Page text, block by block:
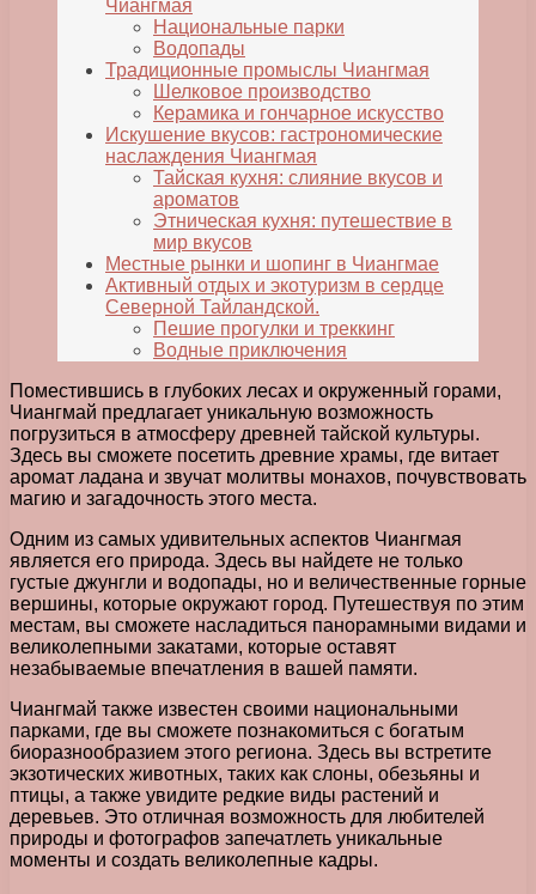
Чиангмая
Национальные парки
Водопады
Традиционные промыслы Чиангмая
Шелковое производство
Керамика и гончарное искусство
Искушение вкусов: гастрономические
наслаждения Чиангмая
Тайская кухня: слияние вкусов и
ароматов
Этническая кухня: путешествие в
мир вкусов
Местные рынки и шопинг в Чиангмае
Активный отдых и экотуризм в сердце
Северной Тайландской.
Пешие прогулки и треккинг
Водные приключения
Поместившись в глубоких лесах и окруженный горами,
Чиангмай предлагает уникальную возможность
погрузиться в атмосферу древней тайской культуры.
Здесь вы сможете посетить древние храмы, где витает
аромат ладана и звучат молитвы монахов, почувствовать
магию и загадочность этого места.
Одним из самых удивительных аспектов Чиангмая
является его природа. Здесь вы найдете не только
густые джунгли и водопады, но и величественные горные
вершины, которые окружают город. Путешествуя по этим
местам, вы сможете насладиться панорамными видами и
великолепными закатами, которые оставят
незабываемые впечатления в вашей памяти.
Чиангмай также известен своими национальными
парками, где вы сможете познакомиться с богатым
биоразнообразием этого региона. Здесь вы встретите
экзотических животных, таких как слоны, обезьяны и
птицы, а также увидите редкие виды растений и
деревьев. Это отличная возможность для любителей
природы и фотографов запечатлеть уникальные
моменты и создать великолепные кадры.